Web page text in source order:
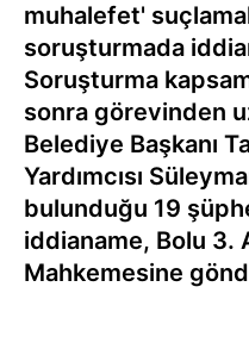
muhalefet'
soruşturmada
Soruşturma
sonra görevinden
Belediye Başkanı
Yardımcısı
bulunduğu 19
iddianame, Bolu 3.
Mahkemesine